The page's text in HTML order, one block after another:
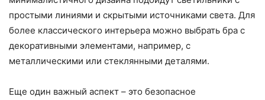
простыми линиями и скрытыми источниками света. Для
более классического интерьера можно выбрать бра с
декоративными элементами, например, с
металлическими или стеклянными деталями.
Еще один важный аспект – это безопасное